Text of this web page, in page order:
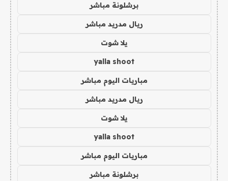
برشلونة مباشر
ريال مدريد مباشر
يلا شوت
yalla shoot
مباريات اليوم مباشر
ريال مدريد مباشر
يلا شوت
yalla shoot
مباريات اليوم مباشر
برشلونة مباشر